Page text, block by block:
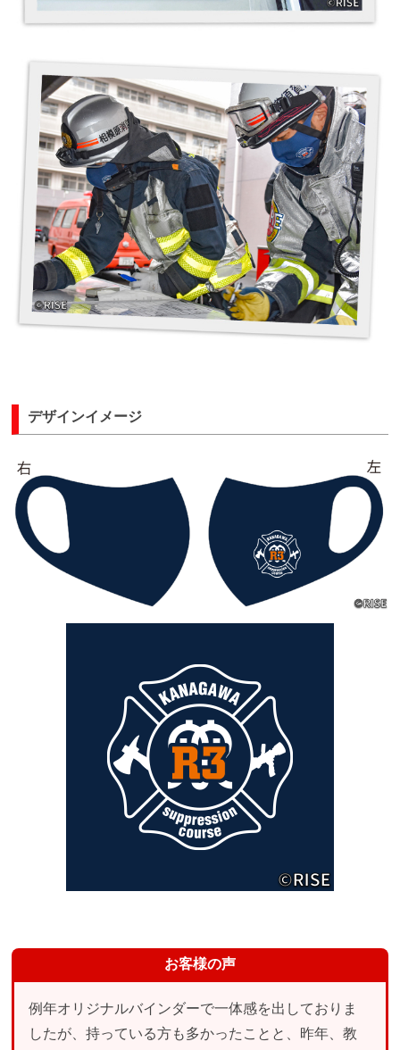
デザインイメージ
お客様の声
例年オリジナルバインダーで一体感を出しておりま
したが、持っている方も多かったことと、昨年、教